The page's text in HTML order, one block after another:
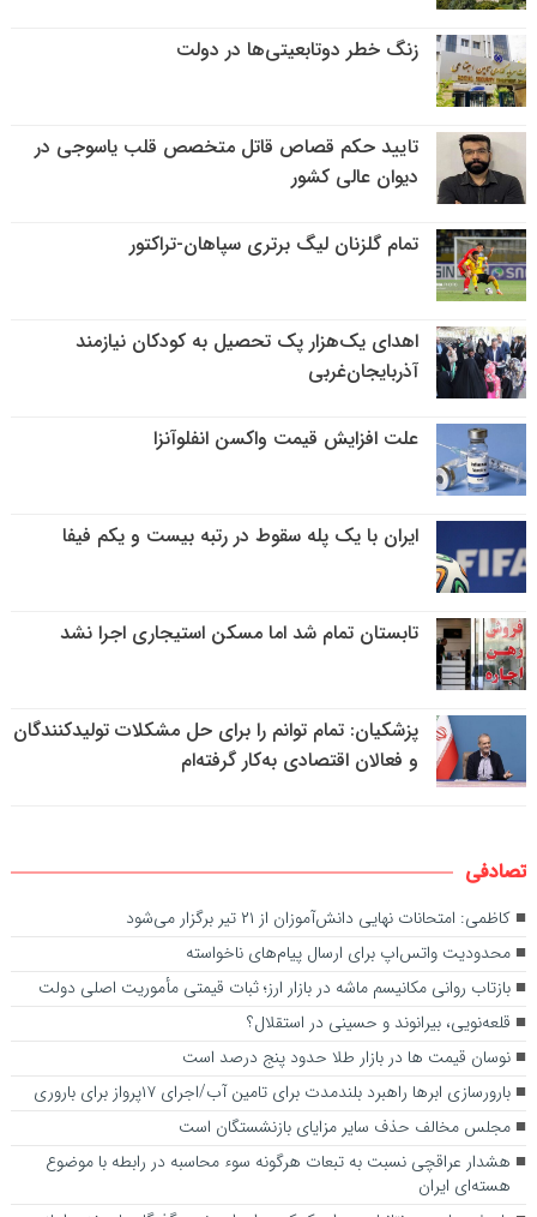
زنگ خطر دوتابعیتی‌ها در دولت
تایید حکم قصاص قاتل متخصص قلب یاسوجی در
دیوان عالی کشور
تمام گلزنان لیگ‌ برتری سپاهان-تراکتور
اهدای یک‌هزار پک تحصیل به کودکان نیازمند
آذربایجان‌غربی
علت افزایش قیمت واکسن انفلوآنزا
ایران با یک پله سقوط در رتبه بیست و یکم فیفا
تابستان تمام شد اما مسکن استیجاری اجرا نشد
پزشکیان: تمام توانم را برای حل مشکلات تولیدکنندگان
و فعالان اقتصادی به‌کار گرفته‌ام
تصادفی
کاظمی: امتحانات نهایی دانش‌آموزان از ۲۱ تیر برگزار می‌شود
محدودیت واتس‌اپ برای ارسال پیام‌های ناخواسته
بازتاب روانی مکانیسم ماشه در بازار ارز؛ ثبات قیمتی مأموریت اصلی دولت
قلعه‌نویی، بیرانوند و حسینی در استقلال؟
نوسان قیمت ها در بازار طلا حدود پنج درصد است
بارورسازی ابرها راهبرد بلندمدت برای تامین آب/اجرای ۱۷پرواز برای باروری
مجلس مخالف حذف سایر مزایای بازنشستگان است
هشدار عراقچی نسبت به تبعات هرگونه سوء محاسبه در رابطه با موضوع
هسته‌ای ایران